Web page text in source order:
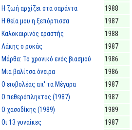
Η ζωή αρχίζει στα σαράντα
1988
Η θεία μου η ξεπόρτισσα
1987
Καλοκαιρινός εραστής
1988
Λάκης ο ροκάς
1987
Μάρθα: Το χρονικό ενός βιασμού
1986
Μια βαλίτσα όνειρα
1986
Ο εισβολέας απ' τα Μέγαρα
1987
Ο πεθερόπληκτος (1987)
1987
Ο χασοδίκης (1989)
1989
Οι 13 γυναίκες
1987